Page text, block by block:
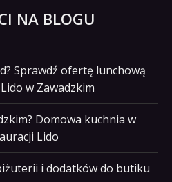
NA BLOGU
Sprawdź ofertę lunchową
w Zawadzkim
Domowa kuchnia w
Lido
i dodatków do butiku